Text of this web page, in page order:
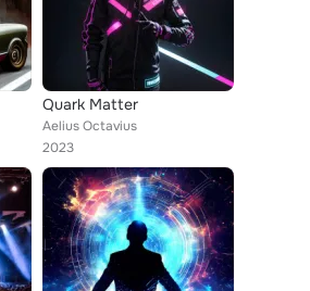
Quark Matter
Aelius Octavius
2023